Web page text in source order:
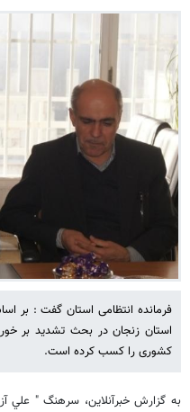
فرمانده انتظامی استان گفت : بر
استان زنجان در بحث تشدید بر
کشوری را کسب کرده است.
به گزارش خبرآنلاین، سرهنگ " علي